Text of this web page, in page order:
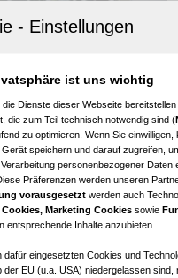
Gestaltung |
ist uns wichtig
die Dienste dieser Webseite
die zum Teil technisch notwendig sind (
zu optimieren. Wenn Sie
speichern und darauf zugreifen,
personenbezogener
Präferenzen werden unseren
vorausgesetzt werden auch
Marketing Cookies sowie
entsprechende Inhalte anzubieten.
dafür eingesetzten Cookies und
der EU (u.a. USA) niedergelassen